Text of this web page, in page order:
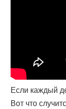
Если каждый
Вот что